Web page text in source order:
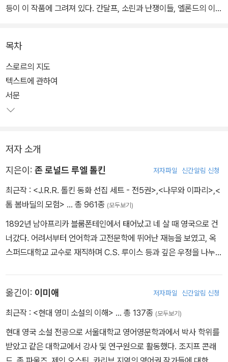
등이 이 작품에 그려져 있다. 간달프, 소린과 난쟁이들, 엘론드의 이야
모험을 좋아하지 않는 호빗 빌보의 집에 어느 날 난쟁이들과 간달프
가 찾아온다. 그들은 무서운 용 스마우그가 지키고 있는 보물을 찾아
떠나자고 하고, 그때부터 빌보의 험난한 모험이 시작된다. 난쟁이들
로부터 채소장수라고 무시당하는 빌보. 그는 모험의 길에서 난쟁이들
을 구해주고 반지를 찾게 되면서 도둑으로서의 재능을 발견하게 된
목차
스로르의 지도
텍스트에 관하여
서문
저자 소개
지은이: 존 로널드 루엘 톨킨 저자파일 신간알림 신청
최근작 : <J.R.R. 톨킨 동화 선집 세트 - 전5권>,<나무와 이파리>,<
톰 봄바딜의 모험> … 총 961종 (모두보기)
1892년 남아프리카 블룸폰테인에서 태어났고 네 살 때 영국으로 건
너갔다. 어려서부터 언어학과 고전문학에 뛰어난 재능을 보였고, 옥
스퍼드대학교 교수로 재직하며 C.S. 루이스 등과 깊은 우정을 나누었
을 바탕으로 다양한 이야기를 남겼다. 1947년 『햄의 농부 가일스』, 1
962년 『톰 봄바딜의 모험』, 1964년 『나무와 이파리』, 1967년 『큰
필했지만 미출간 상태였던 『로버랜덤』은 1998년에 처음 출간되었
다. 1973년 사망 후 아들 크리스토퍼 톨킨에 의해 『실마릴리온』, 『끝
옮긴이: 이미애 저자파일 신간알림 신청
최근작 : <현대 영미 소설의 이해> … 총 137종 (모두보기)
현대 영국 소설 전공으로 서울대학교 영어영문학과에서 박사 학위를
받았고 같은 대학교에서 강사 및 연구원으로 활동했다. 조지프 콘래